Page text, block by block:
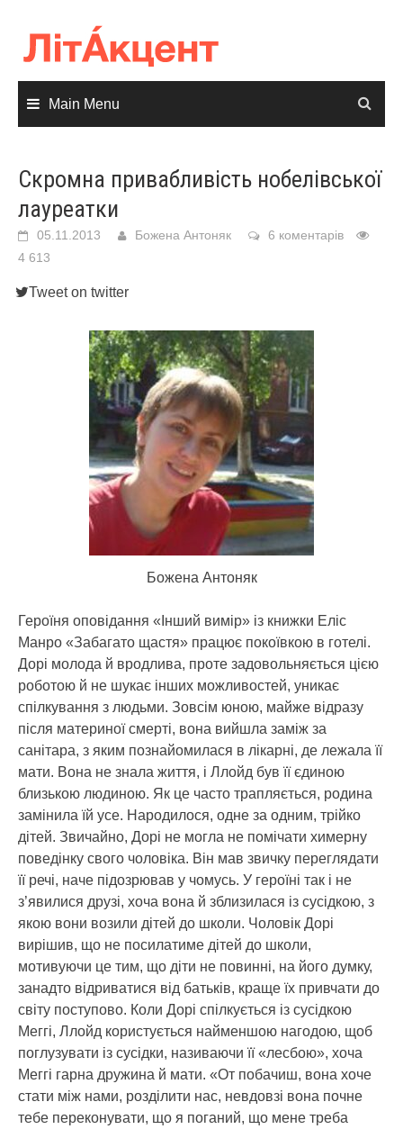
content
Main Menu
Скромна привабливість нобелівської
лауреатки
05.11.2013 Божена Антоняк
6 коментарів
4 613
Tweet on twitter
Божена Антоняк
Героїня оповідання «Інший вимір» із книжки Еліс
Манро «Забагато щастя» працює покоївкою в готелі.
Дорі молода й вродлива, проте задовольняється цією
роботою й не шукає інших можливостей, уникає
спілкування з людьми. Зовсім юною, майже відразу
після материної смерті, вона вийшла заміж за
санітара, з яким познайомилася в лікарні, де лежала її
мати. Вона не знала життя, і Ллойд був її єдиною
близькою людиною. Як це часто трапляється, родина
замінила їй усе. Народилося, одне за одним, трійко
дітей. Звичайно, Дорі не могла не помічати химерну
поведінку свого чоловіка. Він мав звичку переглядати
її речі, наче підозрював у чомусь. У героїні так і не
з’явилися друзі, хоча вона й зблизилася із сусідкою, з
якою вони возили дітей до школи. Чоловік Дорі
вирішив, що не посилатиме дітей до школи,
мотивуючи це тим, що діти не повинні, на його думку,
занадто відриватися від батьків, краще їх привчати до
світу поступово. Коли Дорі спілкується із сусідкою
Меггі, Ллойд користується найменшою нагодою, щоб
поглузувати із сусідки, називаючи її «лесбою», хоча
Меггі гарна дружина й мати. «От побачиш, вона хоче
стати між нами, розділити нас, невдовзі вона почне
тебе переконувати, що я поганий, що мене треба